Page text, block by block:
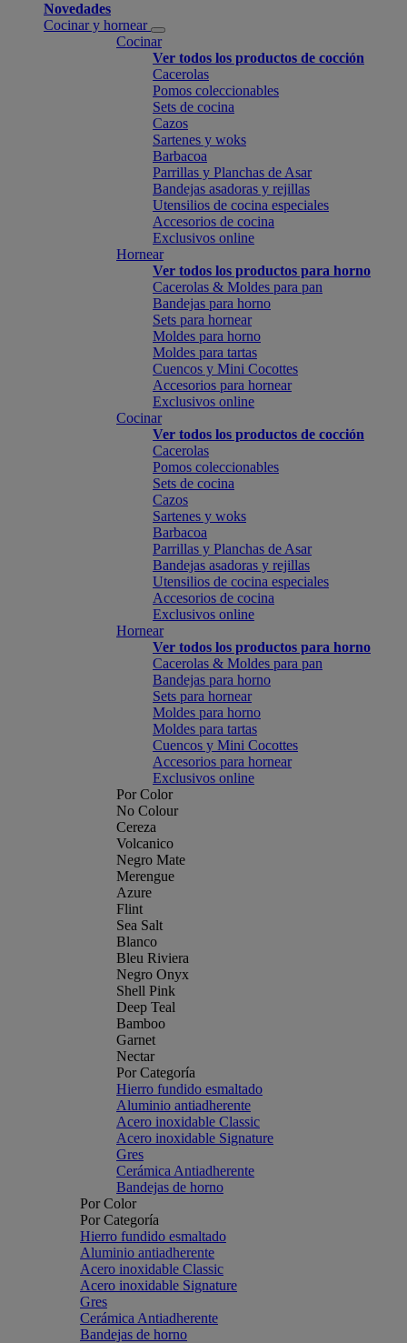
Novedades
Cocinar y hornear
Cocinar
Ver todos los productos de cocción
Cacerolas
Pomos coleccionables
Sets de cocina
Cazos
Sartenes y woks
Barbacoa
Parrillas y Planchas de Asar
Bandejas asadoras y rejillas
Utensilios de cocina especiales
Accesorios de cocina
Exclusivos online
Hornear
Ver todos los productos para horno
Cacerolas & Moldes para pan
Bandejas para horno
Sets para hornear
Moldes para horno
Moldes para tartas
Cuencos y Mini Cocottes
Accesorios para hornear
Exclusivos online
Cocinar
Ver todos los productos de cocción
Cacerolas
Pomos coleccionables
Sets de cocina
Cazos
Sartenes y woks
Barbacoa
Parrillas y Planchas de Asar
Bandejas asadoras y rejillas
Utensilios de cocina especiales
Accesorios de cocina
Exclusivos online
Hornear
Ver todos los productos para horno
Cacerolas & Moldes para pan
Bandejas para horno
Sets para hornear
Moldes para horno
Moldes para tartas
Cuencos y Mini Cocottes
Accesorios para hornear
Exclusivos online
Por Color
No Colour
Cereza
Volcanico
Negro Mate
Merengue
Azure
Flint
Sea Salt
Blanco
Bleu Riviera
Negro Onyx
Shell Pink
Deep Teal
Bamboo
Garnet
Nectar
Por Categoría
Hierro fundido esmaltado
Aluminio antiadherente
Acero inoxidable Classic
Acero inoxidable Signature
Gres
Cerámica Antiadherente
Bandejas de horno
Por Color
Por Categoría
Hierro fundido esmaltado
Aluminio antiadherente
Acero inoxidable Classic
Acero inoxidable Signature
Gres
Cerámica Antiadherente
Bandejas de horno